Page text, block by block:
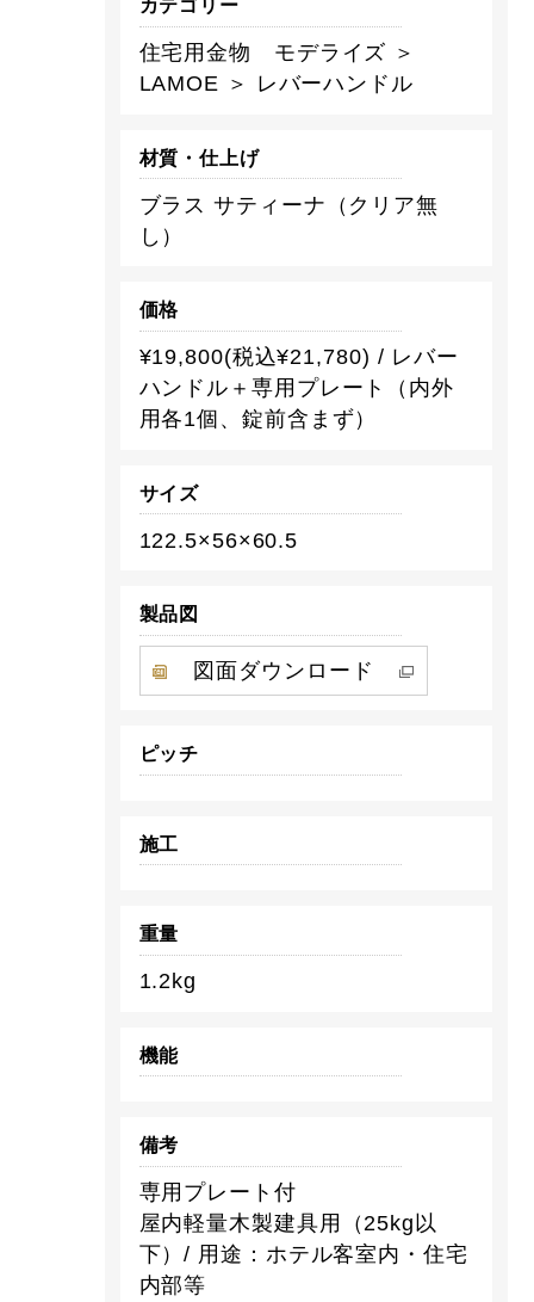
カテゴリー
住宅用金物 モデライズ ＞
LAMOE ＞ レバーハンドル
材質・仕上げ
ブラス サティーナ（クリア無
し）
価格
¥19,800(税込¥21,780) / レバー
ハンドル＋専用プレート（内外
用各1個、錠前含まず）
サイズ
122.5×56×60.5
製品図
図面ダウンロード
ピッチ
施工
重量
1.2kg
機能
備考
専用プレート付
屋内軽量木製建具用（25kg以
下）/ 用途：ホテル客室内・住宅
内部等